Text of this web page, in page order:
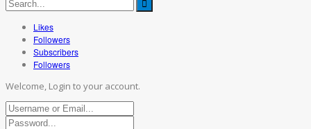
Likes
Followers
Subscribers
Followers
Welcome, Login to your account.